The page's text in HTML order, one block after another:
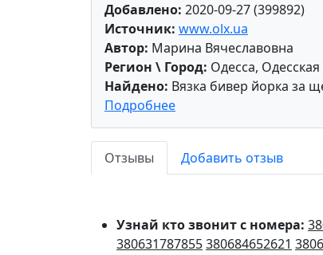
Добавлено: 2020-09-27 (399892)
Источник: www.olx.ua
Автор: Марина Вячеславовна
Регион \ Город: Одесса,
Найдено: Вязка бивер йорка за
Подробнее
Отзывы
Добавить отзыв
Узнай кто звонит с номера:
380631787855380684652621